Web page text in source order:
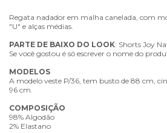
Regata nadador em malha canelada, com
"U" e alças médias.
PARTE DE BAIXO DO LOOK: Shorts Joy
Se você gostou é só escrever o nome do
MODELOS
A modelo veste P/36, tem busto de 88 cm,
96 cm.
COMPOSIÇÃO
98% Algodão
2% Elastano